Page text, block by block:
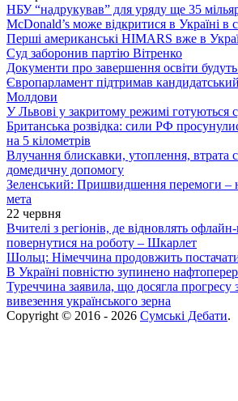
НБУ “надрукував” для уряду ще 35
McDonald’s може відкритися в Україні в
Перші американські HIMARS вже в
Суд заборонив партію Вітренко
Документи про завершення освіти будуть
Європарламент підтримав
Молдови
У Львові у закритому режимі готуються
Британська розвідка: сили РФ
на 5 кілометрів
Влучання блискавки, утоплення, втрата
домедичну допомогу
Зеленський: Пришвидшення перемоги –
мета
22 червня
Вчителі з регіонів, де відновлять
повернутися на роботу – Шкарлет
Шольц: Німеччина продовжить
В Україні повністю зупинено
Туреччина заявила, що досягла прогресу
вивезення українського зерна
Copyright © 2016 - 2026 Сумські Дебати.